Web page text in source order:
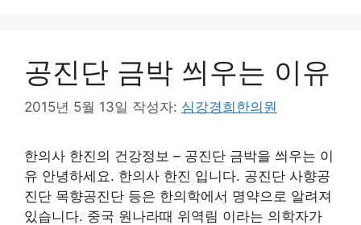
공진단 금박 씌우는 이유
2015년 5월 13일 작성자: 심강경희한의원
한의사 한진의 건강정보 – 공진단 금박을 씌우는 이
유 안녕하세요. 한의사 한진 입니다. 공진단 사향공
진단 목향공진단 등은 한의학에서 명약으로 알려져
있습니다. 중국 원나라때 위역림 이라는 의학자가